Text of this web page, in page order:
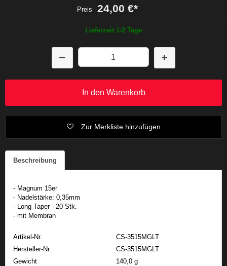
Preis 24,00 €*
Lieferzeit 1-2 Tage
In den Warenkorb
Zur Merkliste hinzufügen
Beschreibung
- Magnum 15er
- Nadelstärke: 0,35mm
- Long Taper - 20 Stk.
- mit Membran
Artikel-Nr.
CS-3515MGLT
Hersteller-Nr.
CS-3515MGLT
Gewicht
140,0 g